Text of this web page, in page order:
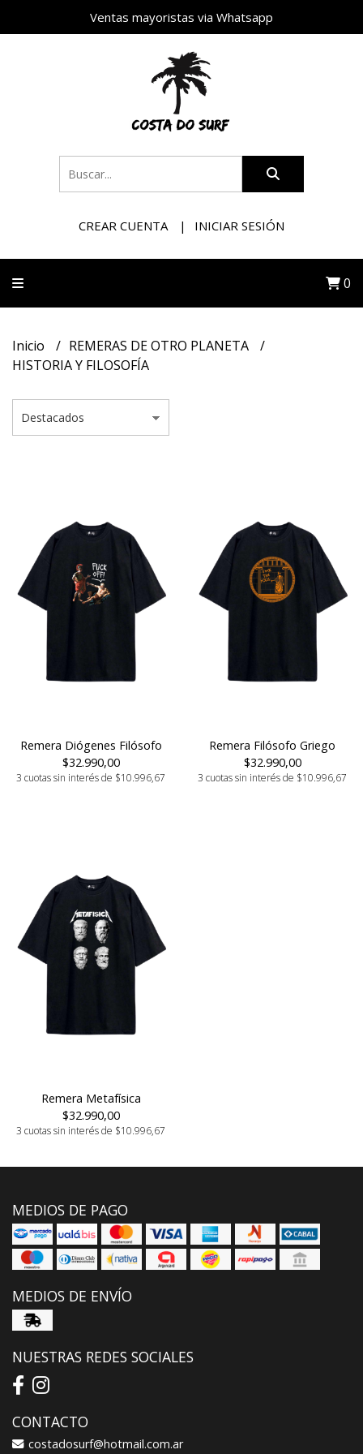
Ventas mayoristas via Whatsapp
CREAR CUENTA INICIAR SESIÓN
0
Inicio
REMERAS DE OTRO PLANETA
HISTORIA Y FILOSOFÍA
Remera Diógenes Filósofo
$32.990,00
3 cuotas sin interés de $10.996,67
Remera Filósofo Griego
$32.990,00
3 cuotas sin interés de $10.996,67
Remera Metafísica
$32.990,00
3 cuotas sin interés de $10.996,67
MEDIOS DE PAGO
MEDIOS DE ENVÍO
NUESTRAS REDES SOCIALES
CONTACTO
costadosurf@hotmail.com.ar